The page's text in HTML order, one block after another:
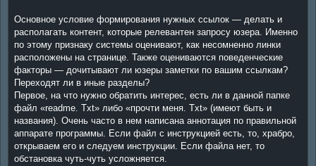
Основное условие формирования нужных ссылок — делать и
располагать контент, которые релевантен запросу юзера. Именно
по этому признаку системы оценивают, как несомненно линки
расположены на странице. Также оцениваются поведенческие
факторы — дочитывают ли юзеры заметки по вашим ссылкам?
Переходят ли в иные разделы?
Первое, на что нужно обратить интерес, есть ли в данной папке
файл «readme. Txt» либо «прочти меня. Txt» (имеют быть и
названия). Очень часто в нем написана аннотация по правильной
аппарате программы. Если файл с инструкцией есть, то, храбро,
открываем его и следуем инструкции. Если файла нет, то
обстановка чуть-чуть усложняется.